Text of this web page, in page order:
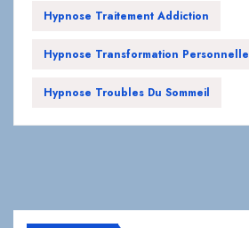
Hypnose Traitement Addiction
Hypnose Transformation Personnelle
Hypnose Troubles Du Sommeil